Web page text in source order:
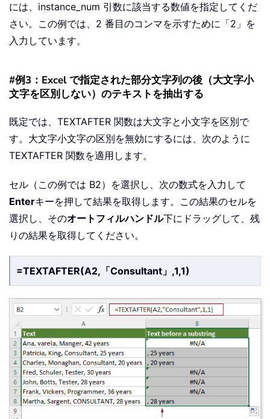
には、instance_num 引数に該当する数値を指定してくだ
さい。この例では、2 番目のコンマを示すために「2」を
入力しています。
#例3：Excel で指定された部分文字列の後（大文字小
文字を区別しない）のテキストを抽出する
既定では、TEXTAFTER 関数は大文字と小文字を区別で
す。大文字小文字の区別を無効にするには、次のように
TEXTAFTER 関数を適用します。
セル（この例では B2）を選択し、次の数式を入力して
Enterキーを押して結果を取得します。この結果のセルを
選択し、そのオートフィルハンドル下にドラッグして、残
りの結果を取得してください。
=TEXTAFTER(A2,「Consultant」,1,1)